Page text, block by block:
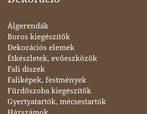
Álgerendák
Boros kiegészítők
Dekorációs elemek
Étkészletek, evőeszközök
Fali díszek
Faliképek, festmények
Fürdőszoba kiegészítők
Gyertyatartók, mécsestartók